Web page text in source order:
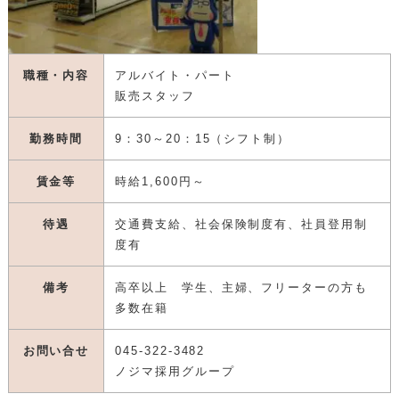
職種・内容
アルバイト・パート
販売スタッフ
勤務時間 9：30～20：15（シフト制）
賃金等 時給1,600円～
待遇
交通費支給、社会保険制度有、社員登用制
度有
備考
高卒以上 学生、主婦、フリーターの方も
多数在籍
お問い合せ
045-322-3482
ノジマ採用グループ